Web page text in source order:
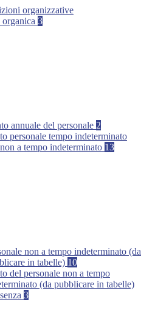
organizzative
3
annuale del personale 2
personale tempo indeterminato
a tempo indeterminato 13
non a tempo indeterminato (da
in tabelle) 10
del personale non a tempo
(da pubblicare in tabelle)
3